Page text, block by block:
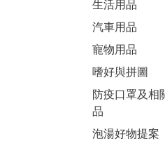
生活用品
汽車用品
寵物用品
嗜好與拼圖
防疫口罩及相
品
泡湯好物提案